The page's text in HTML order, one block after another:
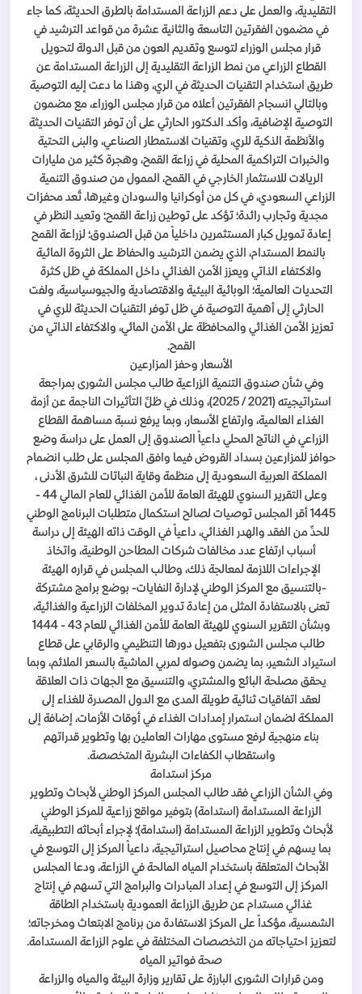
التقليدية، والعمل على دعم الزراعة المستدامة بالطرق الحديثة، كما جاء
في مضمون الفقرتين التاسعة والثانية عشرة من قواعد الترشيد في
قرار مجلس الوزراء لتوسع وتقديم العون من قبل الدولة لتحويل
القطاع الزراعي من نمط الزراعة التقليدية إلى الزراعة المستدامة عن
طريق استخدام التقنيات الحديثة في الري، وهذا ما دعت إليه التوصية
وبالتالي انسجام الفقرتين أعلاه من قرار مجلس الوزراء، مع مضمون
التوصية الإضافية، وأكد الدكتور الحارثي على أن توفر التقنيات الحديثة
والأنظمة الذكية للري، وتقنيات الاستمطار الصناعي، والبنى التحتية
والخبرات التراكمية المحلية في زراعة القمح، وهجرة كثير من مليارات
الريالات للاستثمار الخارجي في القمح، الممول من صندوق التنمية
الزراعي السعودي، في كل من أوكرانيا والسودان وغيرها، تُعد محفزات
مجدية وتجارب رائدة؛ تؤكد على توطين زراعة القمح؛ وتعيد النظر في
إعادة تمويل كبار المستثمرين داخلياً من قبل الصندوق؛ لزراعة القمح
بالنمط المستدام، الذي يضمن الترشيد والحفاظ على الثروة المائية
والاكتفاء الذاتي ويعزز الأمن الغذائي داخل المملكة في ظل كثرة
التحديات العالمية؛ الوبائية البيئية والاقتصادية والجيوسياسية، ولفت
الحارثي إلى أهمية التوصية في ظل توفر التقنيات الحديثة للري في
تعزيز الأمن الغذائي والمحافظة على الأمن المائي، والاكتفاء الذاتي من
القمح.
الأسعار وحفز المزارعين
وفي شأن صندوق التنمية الزراعية طالب مجلس الشورى بمراجعة
استراتيجيته (2021 / 2025)، وذلك في ظلِّ التأثيرات الناجمة عن أزمة
الغذاء العالمية، وارتفاع الأسعار، وبما يرفع نسبة مساهمة القطاع
الزراعي في الناتج المحلي داعياً الصندوق إلى العمل على دراسة وضع
حوافز للمزارعين بسداد القروض فيما وافق المجلس على طلب انضمام
المملكة العربية السعودية إلى منظمة وقاية النباتات للشرق الأدنى ،
وعلى التقرير السنوي للهيئة العامة للأمن الغذائي للعام المالي 44 -
1445 أقر المجلس توصيات لصالح استكمال متطلبات البرنامج الوطني
للحدِّ من الفقد والهدر الغذائي، داعياً في الوقت ذاته الهيئة إلى دراسة
أسباب ارتفاع عدد مخالفات شركات المطاحن الوطنية، واتخاذ
الإجراءات اللازمة لمعالجة ذلك، وطالب المجلس في قراره الهيئة
-بالتنسيق مع المركز الوطني لإدارة النفايات- بوضع برامج مشتركة
تعنى بالاستفادة المثلى من إعادة تدوير المخلفات الزراعية والغذائية،
وبشأن التقرير السنوي للهيئة العامة للأمن الغذائي للعام 43 - 1444
طالب مجلس الشورى بتفعيل دورها التنظيمي والرقابي على قطاع
استيراد الشعير، بما يضمن وصوله لمربي الماشية بالسعر الملائم، وبما
يحقق مصلحة البائع والمشتري، والتنسيق مع الجهات ذات العلاقة
لعقد اتفاقيات ثنائية طويلة المدى مع الدول المصدرة للغذاء إلى
المملكة لضمان استمرار إمدادات الغذاء في أوقات الأزمات، إضافة إلى
بناء منهجية لرفع مستوى مهارات العاملين بها وتطوير قدراتهم
واستقطاب الكفاءات البشرية المتخصصة.
مركز استدامة
وفي الشأن الزراعي فقد طالب المجلس المركز الوطني لأبحاث وتطوير
الزراعة المستدامة (استدامة) بتوفير مواقع زراعية للمركز الوطني
لأبحاث وتطوير الزراعة المستدامة (استدامة)؛ لإجراء أبحاثه التطبيقية،
بما يسهم في إنتاج محاصيل استراتيجية، داعياً المركز إلى التوسع في
الأبحاث المتعلقة باستخدام المياه المالحة في الزراعة، ودعا المجلس
المركز إلى التوسع في إعداد المبادرات والبرامج التي تسهم في إنتاج
غذائي مستدام عن طريق الزراعة العمودية باستخدام الطاقة
الشمسية، مؤكداً على المركز الاستفادة من برنامج الابتعاث ومخرجاته؛
لتعزيز احتياجاته من التخصصات المختلفة في علوم الزراعة المستدامة.
صحة فواتير المياه
ومن قرارات الشورى البارزة على تقارير وزارة البيئة والمياه والزراعة